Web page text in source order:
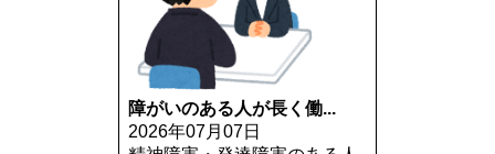
障がいのある人が長く働...
2026年07月07日